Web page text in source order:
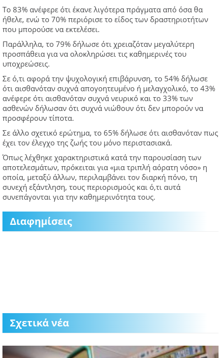
Το 83% ανέφερε ότι έκανε λιγότερα πράγματα από όσα θα
ήθελε, ενώ το 70% περιόρισε το είδος των δραστηριοτήτων
που μπορούσε να εκτελέσει.
Παράλληλα, το 79% δήλωσε ότι χρειαζόταν μεγαλύτερη
προσπάθεια για να ολοκληρώσει τις καθημερινές του
υποχρεώσεις.
Σε ό,τι αφορά την ψυχολογική επιβάρυνση, το 54% δήλωσε
ότι αισθανόταν συχνά απογοητευμένο ή μελαγχολικό, το 43%
ανέφερε ότι αισθανόταν συχνά νευρικό και το 33% των
ασθενών δήλωσαν ότι συχνά νιώθουν ότι δεν μπορούν να
προσφέρουν τίποτα.
Σε άλλο σχετικό ερώτημα, το 65% δήλωσε ότι αισθανόταν πως
έχει τον έλεγχο της ζωής του μόνο περιστασιακά.
Όπως λέχθηκε χαρακτηριστικά κατά την παρουσίαση των
αποτελεσμάτων, πρόκειται για «μια τριπλή αόρατη νόσο» η
οποία, μεταξύ άλλων, περιλαμβάνει τον διαρκή πόνο, τη
συνεχή εξάντληση, τους περιορισμούς και ό,τι αυτά
συνεπάγονται για την καθημερινότητα τους.
Διαφημίσεις
Σχετικά νέα